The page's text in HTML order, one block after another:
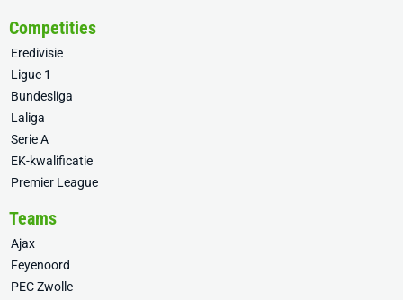
Competities
Eredivisie
Ligue 1
Bundesliga
Laliga
Serie A
EK-kwalificatie
Premier League
Teams
Ajax
Feyenoord
PEC Zwolle